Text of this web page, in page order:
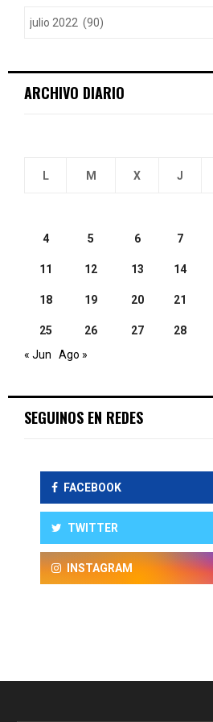
ARCHIVO DIARIO
L M X J
4 5 6 7
11 12 13 14
18 19 20 21
25 26 27 28
« Jun
Ago »
SEGUINOS EN REDES
FACEBOOK
TWITTER
INSTAGRAM